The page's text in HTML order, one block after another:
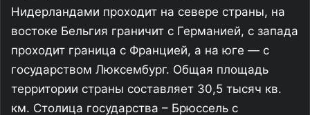
Нидерландами проходит на севере страны, на
востоке Бельгия граничит с Германией, с запада
проходит граница с Францией, а на юге — с
государством Люксембург. Общая площадь
территории страны составляет 30,5 тысяч кв.
км. Столица государства – Брюссель с